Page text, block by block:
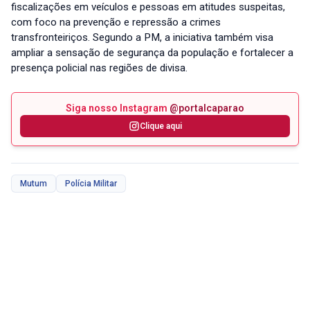
fiscalizações em veículos e pessoas em atitudes suspeitas,
com foco na prevenção e repressão a crimes
transfronteiriços. Segundo a PM, a iniciativa também visa
ampliar a sensação de segurança da população e fortalecer a
presença policial nas regiões de divisa.
Siga nosso Instagram @portalcaparao
Clique aqui
Mutum Polícia Militar